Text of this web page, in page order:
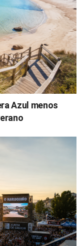
Azul menos